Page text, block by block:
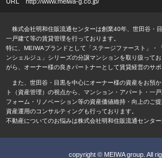
株式会社明和住販流通センターは創業40年、世田谷・
一戸建て等の賃貸管理を行っております。
特に、MEIWAブランドとして「ステージファースト」・
ンシェルジュ」シリーズの分譲マンションを取り扱って
がら、オーナー様の良きパートナーとして賃貸経営のサポ
また、世田谷・目黒を中心にオーナー様の資産をお預
ト（資産管理）の視点から、マンション・アパート・一
フォーム・リノベーション等の資産価値維持・向上のご
資産運用のコンサルティングも行っております。
不動産についてのお悩みは株式会社明和住販流通センター
copyright © MEIWA group. All